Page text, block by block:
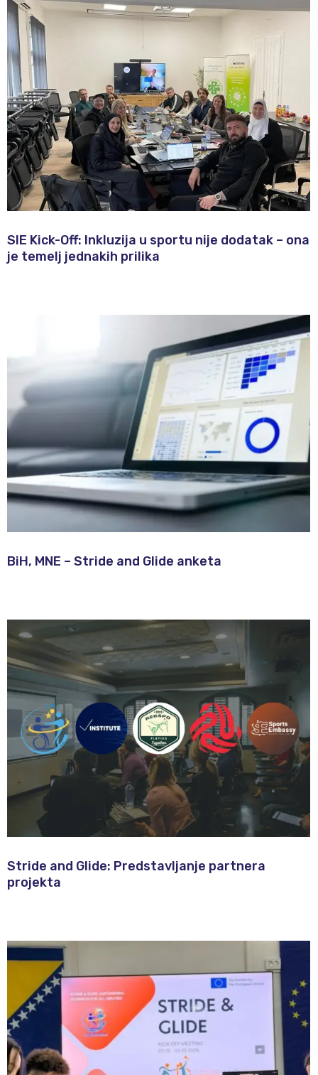
SIE Kick-Off: Inkluzija u sportu nije dodatak – ona
je temelj jednakih prilika​
BiH, MNE – Stride and Glide anketa
Stride and Glide: Predstavljanje partnera
projekta